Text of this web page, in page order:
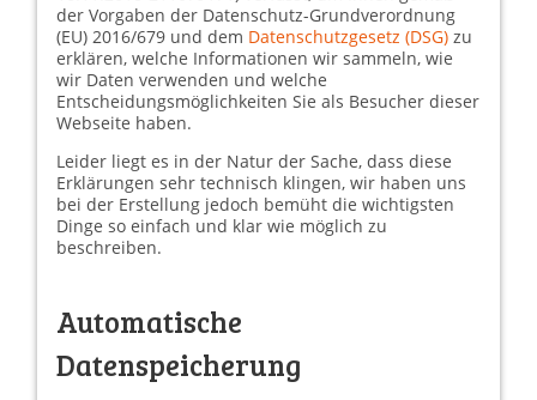
der Vorgaben der Datenschutz-Grundverordnung
(EU) 2016/679 und dem Datenschutzgesetz (DSG) zu
erklären, welche Informationen wir sammeln, wie
wir Daten verwenden und welche
Entscheidungsmöglichkeiten Sie als Besucher dieser
Webseite haben.
Leider liegt es in der Natur der Sache, dass diese
Erklärungen sehr technisch klingen, wir haben uns
bei der Erstellung jedoch bemüht die wichtigsten
Dinge so einfach und klar wie möglich zu
beschreiben.
Automatische
Datenspeicherung